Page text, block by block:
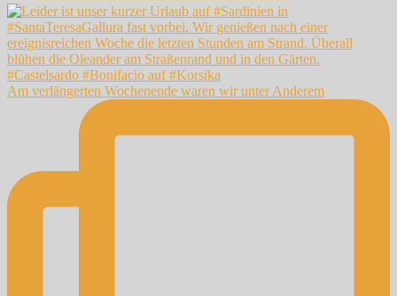
Am verlängerten Wochenende waren wir unter Anderem